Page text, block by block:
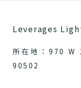
Leverages
所在地：970
90502